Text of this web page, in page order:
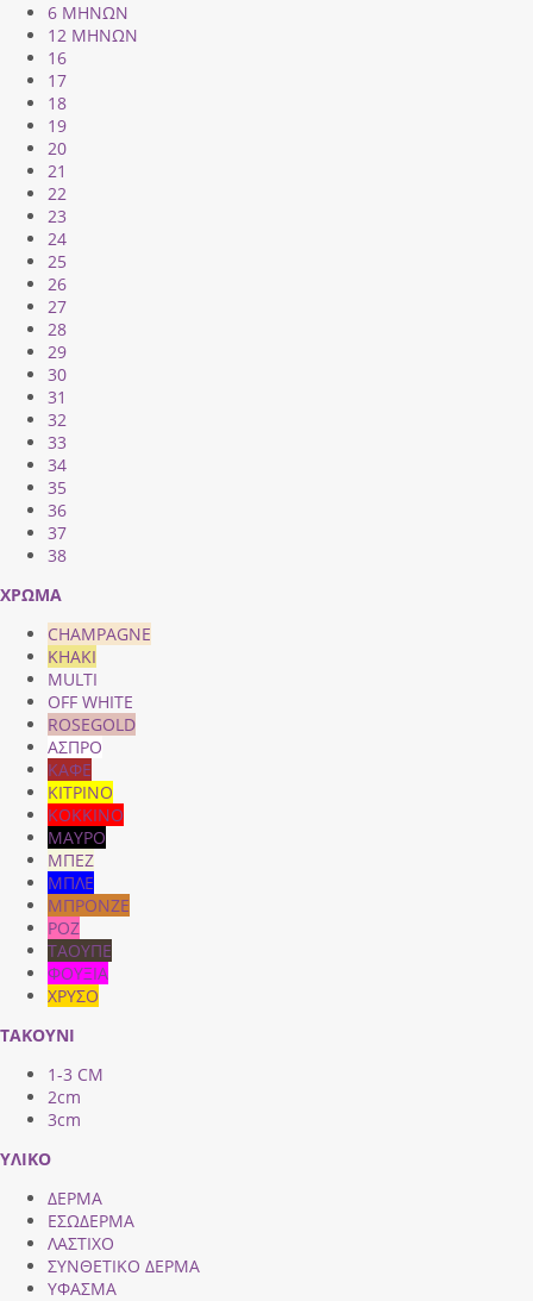
6 ΜΗΝΩΝ
12 ΜΗΝΩΝ
16
17
18
19
20
21
22
23
24
25
26
27
28
29
30
31
32
33
34
35
36
37
38
ΧΡΩΜΑ
CHAMPAGNE
KHAKI
MULTI
OFF WHITE
ROSEGOLD
ΑΣΠΡΟ
ΚΑΦΕ
ΚΙΤΡΙΝΟ
ΚΟΚΚΙΝΟ
ΜΑΥΡΟ
ΜΠΕΖ
ΜΠΛΕ
ΜΠΡΟΝΖΕ
ΡΟΖ
ΤΑΟΥΠΕ
ΦΟΥΞΙΑ
ΧΡΥΣΟ
ΤΑΚΟΥΝΙ
1-3 CM
2cm
3cm
ΥΛΙΚΟ
ΔΕΡΜΑ
ΕΣΩΔΕΡΜΑ
ΛΑΣΤΙΧΟ
ΣΥΝΘΕΤΙΚΟ ΔΕΡΜΑ
ΥΦΑΣΜΑ